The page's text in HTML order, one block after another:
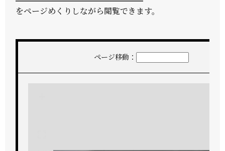
をページめくりしながら閲覧できます。
ページ移動：